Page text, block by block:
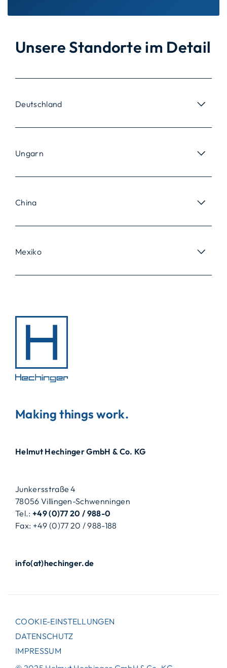
Unsere Standorte im Detail
Deutschland
Ungarn
China
Mexiko
Making things work.
Helmut Hechinger GmbH & Co. KG
Junkersstraße 4
78056 Villingen-Schwenningen
Tel.: +49 (0)77 20 / 988-0
Fax: +49 (0)77 20 / 988-188
info(at)hechinger.de
IMPRESSUM
DATENSCHUTZ
COOKIE-EINSTELLUNGEN